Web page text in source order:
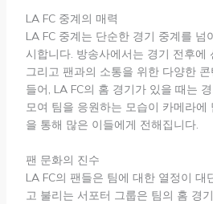
LA FC 중계의 매력
LA FC 중계는 단순한 경기 중계를 넘
시합니다. 방송사에서는 경기 전후에
그리고 팬과의 소통을 위한 다양한
들어, LA FC의 홈 경기가 있을 때는
모여 팀을 응원하는 모습이 카메라에
을 통해 많은 이들에게 전해집니다.
팬 문화의 진수
LA FC의 팬들은 팀에 대한 열정이 대
고 불리는 서포터 그룹은 팀의 홈 경